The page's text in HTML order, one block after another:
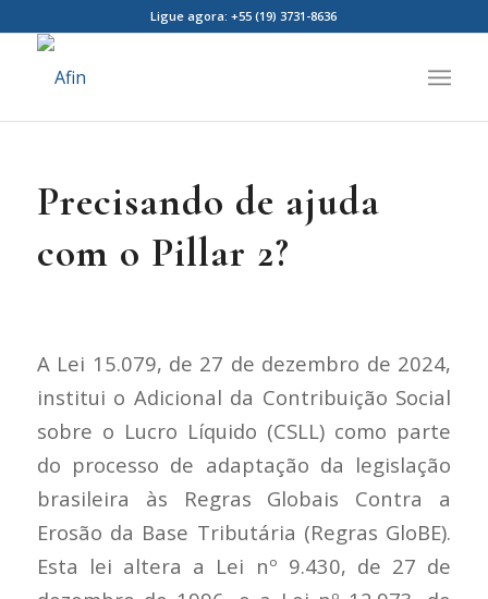
Ligue agora: +55 (19) 3731-8636
Precisando de ajuda
com o Pillar 2?
A Lei 15.079, de 27 de dezembro de 2024,
institui o Adicional da Contribuição Social
sobre o Lucro Líquido (CSLL) como parte
do processo de adaptação da legislação
brasileira às Regras Globais Contra a
Erosão da Base Tributária (Regras GloBE).
Esta lei altera a Lei nº 9.430, de 27 de